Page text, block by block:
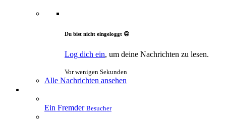
Du bist nicht eingeloggt 😔
Log dich ein, um deine Nachrichten zu lesen.
Vor wenigen Sekunden
Alle Nachrichten ansehen
Ein Fremder Besucher